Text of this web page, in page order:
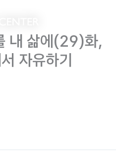
내 삶에(29)화,
자유하기